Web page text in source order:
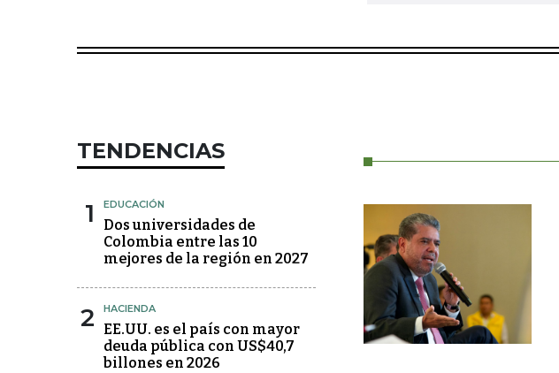
TENDENCIAS
1 EDUCACIÓN
Dos universidades de
Colombia entre las 10
mejores de la región en 2027
2 HACIENDA
EE.UU. es el país con mayor
deuda pública con US$40,7
billones en 2026